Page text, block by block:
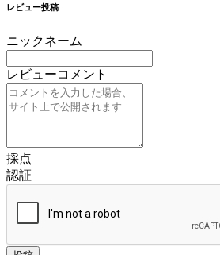
レビュー投稿
ニックネーム
レビューコメント
採点
認証